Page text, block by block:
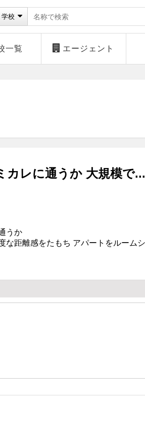
学校
一覧 エージェント
カレに通うか 大規模で...
うか
な距離感をたもち アパートをルーム